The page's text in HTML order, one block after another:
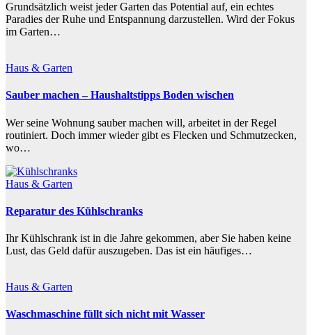
Grundsätzlich weist jeder Garten das Potential auf, ein echtes
Paradies der Ruhe und Entspannung darzustellen. Wird der Fokus
im Garten…
Haus & Garten
Sauber machen – Haushaltstipps Boden wischen
Wer seine Wohnung sauber machen will, arbeitet in der Regel
routiniert. Doch immer wieder gibt es Flecken und Schmutzecken,
wo…
Haus & Garten
Reparatur des Kühlschranks
Ihr Kühlschrank ist in die Jahre gekommen, aber Sie haben keine
Lust, das Geld dafür auszugeben. Das ist ein häufiges…
Haus & Garten
Waschmaschine füllt sich nicht mit Wasser